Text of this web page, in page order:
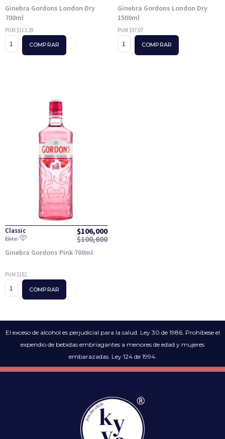
Ginebra Gordons London Dry
700ml
PUM $113.29
COMPRAR
Ginebra Gordons London Dry
1500ml
PUM $97.07
COMPRAR
Classic $106,000
Elite $100,600
Ginebra Gordons Pink 700ml
PUM $152
COMPRAR
El exceso de alcohol es perjudicial para la salud. Ley 30 de 1986. Prohíbese el
expendio de bebidas embriagantes a menores de edad y mujeres
embarazadas. Ley 124 de 1994.